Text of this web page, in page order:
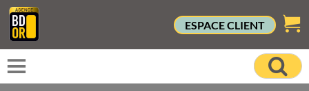
ESPACE CLIENT